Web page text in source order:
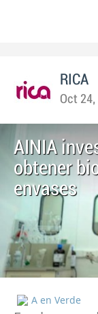
RICA
Oct
AINIA
obtener
envases
A en Verde